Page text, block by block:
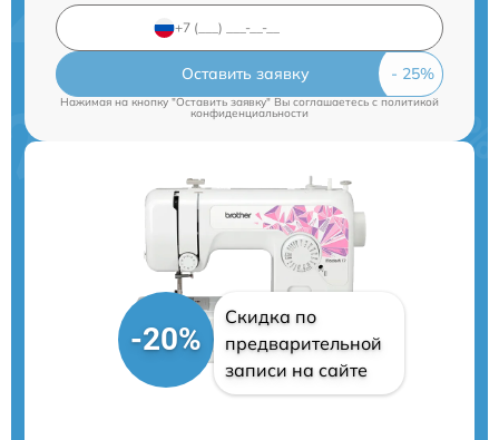
Оставить заявку
Нажимая на кнопку "Оставить заявку" Вы соглашаетесь cполитикой
конфиденциальности
-20%
Скидка по
предварительной
записи на сайте